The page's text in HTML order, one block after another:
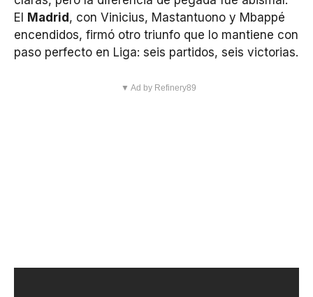
El
Madrid , con Vinicius, Mastantuono y Mbappé
encendidos, firmó otro triunfo que lo mantiene con
paso perfecto en Liga: seis partidos, seis victorias.
▼ Ad by Refinery89